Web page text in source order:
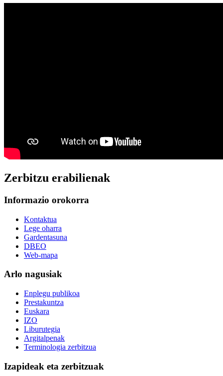
Zerbitzu erabilienak
Informazio orokorra
Kontaktua
Lege oharra
Gardentasuna
DBEO
Web-mapa
Arlo nagusiak
Enplegu publikoa
Prestakuntza
Euskara
IZO
Liburutegia
Argitalpenak
Terminologia zerbitzua
Izapideak eta zerbitzuak